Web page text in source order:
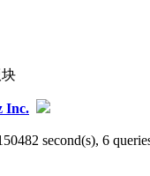
Inc.
second(s), 6